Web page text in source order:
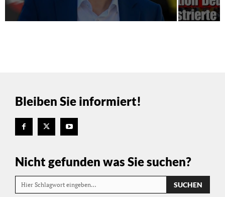
Bleiben Sie informiert!
Nicht gefunden was Sie suchen?
Hier Schlagwort eingeben… SUCHEN